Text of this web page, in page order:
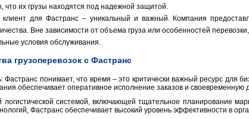
что их грузы находятся под надежной защитой.
для Фастранс – уникальный и важный. Компания
Вне зависимости от объема груза или особенностей
условия обслуживания.
грузоперевозок с Фастранс
Фастранс понимает, что время – это критически важный ресурс для
обеспечивает оперативное исполнение заказов и своевременную
логистической системой, включающей тщательное планирование
Фастранс обеспечивает высокий уровень эффективности в